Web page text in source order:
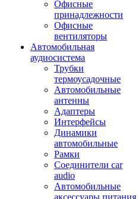
Офисные
принадлежности
Офисные
вентиляторы
Автомобильная
аудиосистема
Трубки
термоусадочные
Автомобильные
антенны
Адаптеры
Интерфейсы
Динамики
автомобильные
Рамки
Соединители car
audio
Автомобильные
аксессуары питания